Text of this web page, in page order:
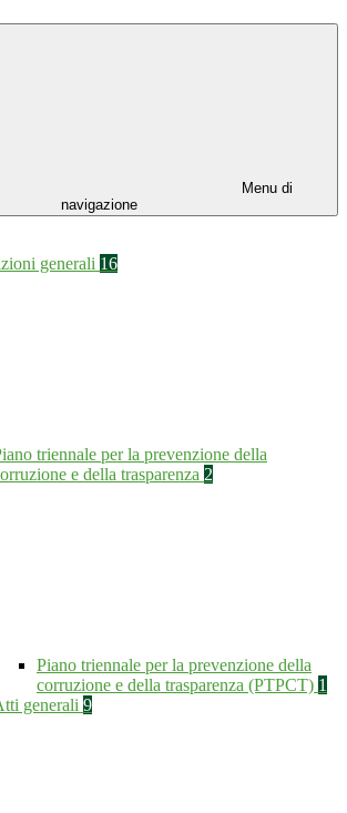
Menu di
navigazione
generali 16
triennale per la prevenzione della
e della trasparenza 2
Piano triennale per la prevenzione della
corruzione e della trasparenza (PTPCT) 1
generali 9